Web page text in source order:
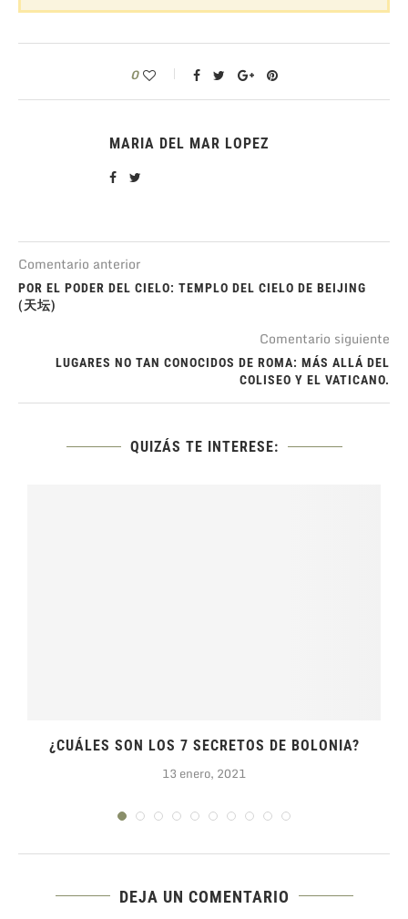
0
MARIA DEL MAR LOPEZ
Comentario anterior
POR EL PODER DEL CIELO: TEMPLO DEL CIELO DE BEIJING
(天坛)
Comentario siguiente
LUGARES NO TAN CONOCIDOS DE ROMA: MÁS ALLÁ DEL
COLISEO Y EL VATICANO.
QUIZÁS TE INTERESE:
¿CUÁLES SON LOS 7 SECRETOS DE BOLONIA?
13 enero, 2021
DEJA UN COMENTARIO